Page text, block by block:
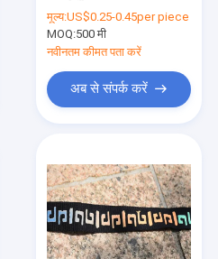
मूल्य:US$0.25-0.45per piece
MOQ:500 मी
नवीनतम कीमत पता करें
अब से संपर्क करें